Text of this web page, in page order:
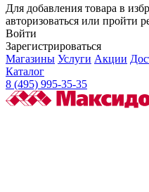
Для добавления товара в
авторизоваться или пройти
Войти
Зарегистрироваться
Магазины Услуги Акции
Каталог
8 (495) 995-35-35